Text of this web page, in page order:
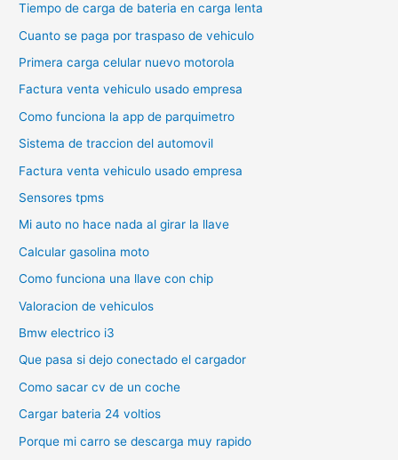
Tiempo de carga de bateria en carga lenta
Cuanto se paga por traspaso de vehiculo
Primera carga celular nuevo motorola
Factura venta vehiculo usado empresa
Como funciona la app de parquimetro
Sistema de traccion del automovil
Factura venta vehiculo usado empresa
Sensores tpms
Mi auto no hace nada al girar la llave
Calcular gasolina moto
Como funciona una llave con chip
Valoracion de vehiculos
Bmw electrico i3
Que pasa si dejo conectado el cargador
Como sacar cv de un coche
Cargar bateria 24 voltios
Porque mi carro se descarga muy rapido